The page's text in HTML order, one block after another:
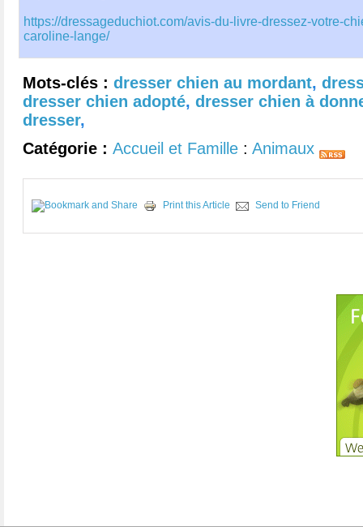
https://dressageduchiot.com/avis-du-livre-dressez-votre-
caroline-lange/
Mots-clés : dresser chien au mordant,
dresser chien adopté, dresser chien à
dresser,
Catégorie : Accueil et Famille : Animaux
Print this Article Send to Friend